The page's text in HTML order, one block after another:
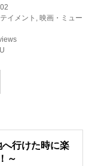
イメント , 映画・ミュー
行けた時に楽
～